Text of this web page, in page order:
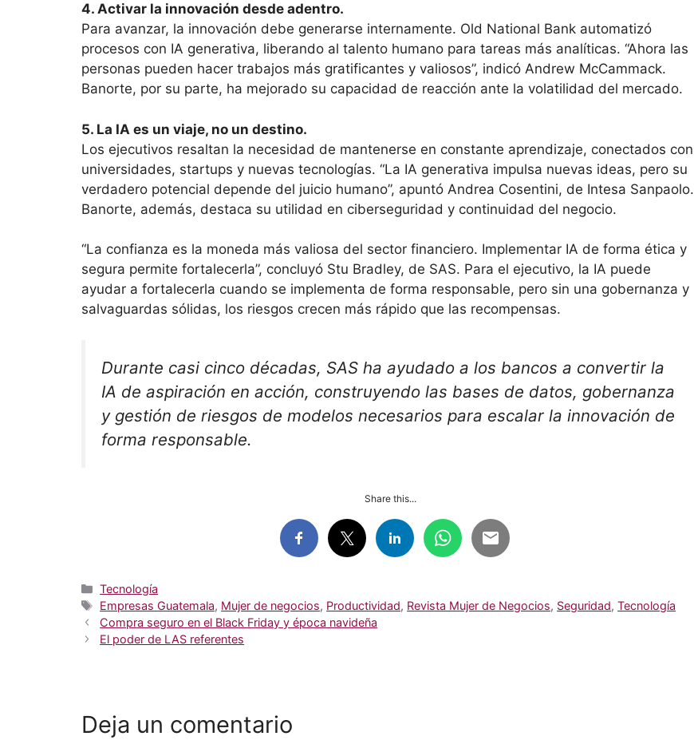
4. Activar la innovación desde adentro.
Para avanzar, la innovación debe generarse internamente. Old National Bank automatizó
procesos con IA generativa, liberando al talento humano para tareas más analíticas. “Ahora las
personas pueden hacer trabajos más gratificantes y valiosos”, indicó Andrew McCammack.
Banorte, por su parte, ha mejorado su capacidad de reacción ante la volatilidad del mercado.
5. La IA es un viaje, no un destino.
Los ejecutivos resaltan la necesidad de mantenerse en constante aprendizaje, conectados con
universidades, startups y nuevas tecnologías. “La IA generativa impulsa nuevas ideas, pero su
verdadero potencial depende del juicio humano”, apuntó Andrea Cosentini, de Intesa Sanpaolo.
Banorte, además, destaca su utilidad en ciberseguridad y continuidad del negocio.
“La confianza es la moneda más valiosa del sector financiero. Implementar IA de forma ética y
segura permite fortalecerla”, concluyó Stu Bradley, de SAS. Para el ejecutivo, la IA puede
ayudar a fortalecerla cuando se implementa de forma responsable, pero sin una gobernanza y
salvaguardas sólidas, los riesgos crecen más rápido que las recompensas.
Durante casi cinco décadas, SAS ha ayudado a los bancos a convertir la
IA de aspiración en acción, construyendo las bases de datos, gobernanza
y gestión de riesgos de modelos necesarios para escalar la innovación de
forma responsable.
Share this...
Categorías
Tecnología
Etiquetas
Empresas Guatemala, Mujer de negocios, Productividad, Revista Mujer de Negocios, Seguridad,Tecnología
Compra seguro en el Black Friday y época navideña
El poder de LAS referentes
Deja un comentario